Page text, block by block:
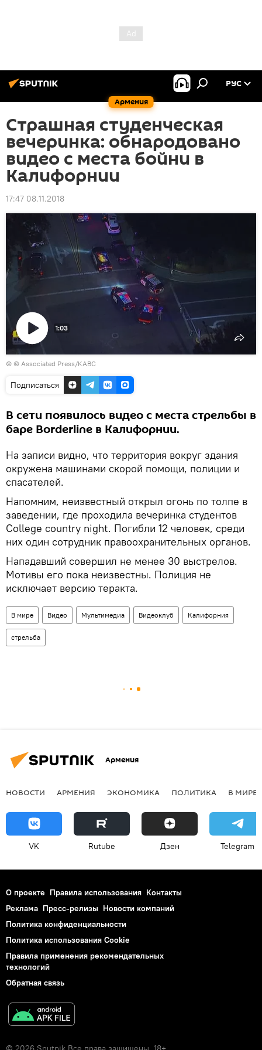
Армения
РУС
Страшная студенческая
вечеринка: обнародовано
видео с места бойни в
Калифорнии
17:47 08.11.2018
Воспроизвести
видео
1:03
© © Associated Press/KABC
Подписаться
В сети появилось видео с места стрельбы в
баре Borderline в Калифорнии.
На записи видно, что территория вокруг здания
окружена машинами скорой помощи, полиции и
спасателей.
Напомним, неизвестный открыл огонь по толпе в
заведении, где проходила вечеринка студентов
College country night. Погибли 12 человек, среди
них один сотрудник правоохранительных органов.
Нападавший совершил не менее 30 выстрелов.
Мотивы его пока неизвестны. Полиция не
исключает версию теракта.
В мире Видео Мультимедиа Видеоклуб Калифорния
стрельба
Армения
НОВОСТИ АРМЕНИЯ ЭКОНОМИКА ПОЛИТИКА В МИРЕ
VK Rutube Дзен Telegram
О проекте Правила использования Контакты
Реклама Пресс-релизы Новости компаний
Политика конфиденциальности
Политика использования Cookie
Правила применения рекомендательных
технологий
Обратная связь